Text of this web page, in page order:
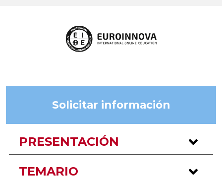
Solicitar información
PRESENTACIÓN
TEMARIO